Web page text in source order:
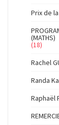
Prix de
(MATHS)
(18)
Rachel
Randa
Raphaël